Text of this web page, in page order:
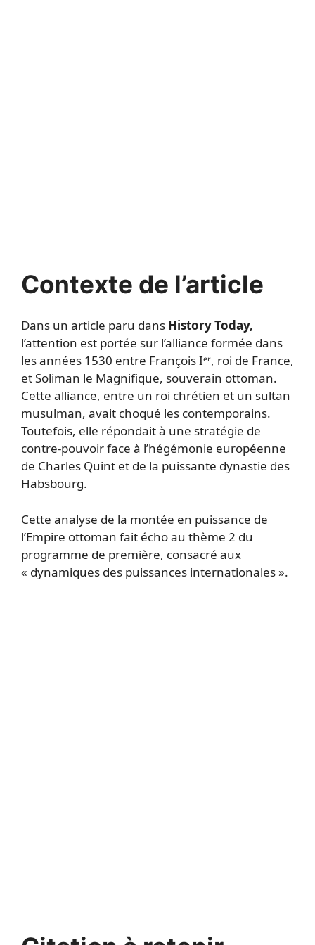
Contexte de l’article
Dans un article paru dans History Today,
l’attention est portée sur l’alliance formée dans
les années 1530 entre François Iᵉʳ, roi de France,
et Soliman le Magnifique, souverain ottoman.
Cette alliance, entre un roi chrétien et un sultan
musulman, avait choqué les contemporains.
Toutefois, elle répondait à une stratégie de
contre-pouvoir face à l’hégémonie européenne
de Charles Quint et de la puissante dynastie des
Habsbourg.
Cette analyse de la montée en puissance de
l’Empire ottoman fait écho au thème 2 du
programme de première, consacré aux
« dynamiques des puissances internationales ».